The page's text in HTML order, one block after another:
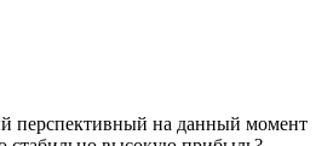
перспективный на данный момент